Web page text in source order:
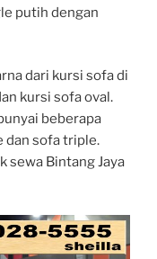
putih dengan
dari kursi sofa di
kursi sofa oval.
beberapa
dan sofa triple.
sewa Bintang Jaya